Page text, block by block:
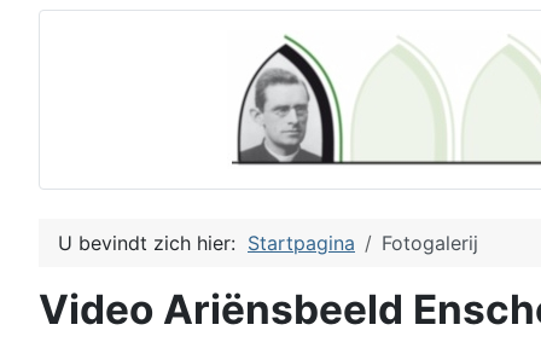
U bevindt zich hier: Startpagina Fotogalerij
Video Ariënsbeeld